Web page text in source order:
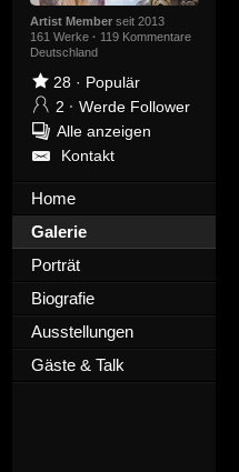
Artist Memberseit 2013
161 Werke · 119 Kommentare
Deutschland
28· Populär
2 · Werde Follower
Alle anzeigen
Kontakt
Home
Galerie
Porträt
Biografie
Ausstellungen
Gäste & Talk